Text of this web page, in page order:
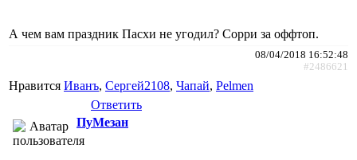
А чем вам праздник Пасхи не угодил? Сорри за оффтоп.
08/04/2018 16:52:48
#2486621
Нравится Иванъ, Сергей2108, Чапай, Pelmen
Ответить
ПуМезан